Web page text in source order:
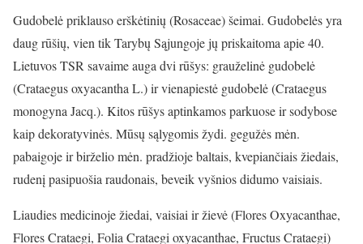
Gudobelė priklauso erškėtinių (Rosaceae) šeimai. Gudobelės yra
daug rūšių, vien tik Tarybų Sąjungoje jų priskaitoma apie 40.
Lietuvos TSR savaime auga dvi rūšys: grauželinė gudobelė
(Crataegus oxyacantha L.) ir vienapiestė gudobelė (Crataegus
monogyna Jacq.). Kitos rūšys aptinkamos parkuose ir sodybose
kaip dekoratyvinės. Mūsų sąlygomis žydi. gegužės mėn.
pabaigoje ir birželio mėn. pradžioje baltais, kvepiančiais žiedais,
rudenį pasipuošia raudonais, beveik vyšnios didumo vaisiais.
Liaudies medicinoje žiedai, vaisiai ir žievė (Flores Oxyacanthae,
Flores Crataegi, Folia Crataegi oxyacanthae, Fructus Crataegi)